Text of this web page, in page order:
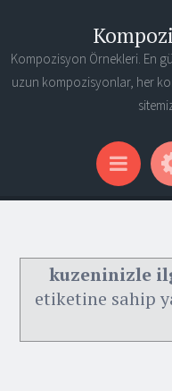
Kompozisyon Örnekleri. En
uzun kompozisyonlar, her
Menu
kuzeninizle
etiketine sahip